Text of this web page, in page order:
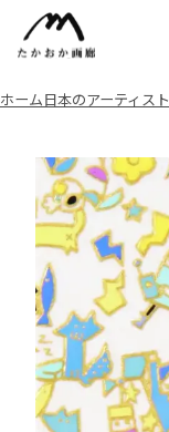
ホーム日本のアーティスト